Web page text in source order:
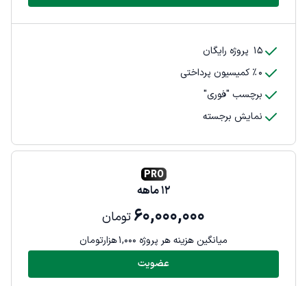
15 پروژه رایگان
0٪ کمیسیون پرداختی
برچسب "فوری"
نمایش برجسته
PRO
12ماهه
60,000,000تومان
میانگین هزینه هر پروژه 1,000هزارتومان
عضویت